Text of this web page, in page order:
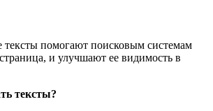
помогают поисковым системам
и улучшают ее видимость в
тексты?